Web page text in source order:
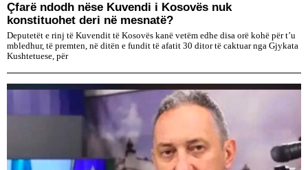
Çfarë ndodh nëse Kuvendi i Kosovës nuk
konstituohet deri në mesnatë?
Deputetët e rinj të Kuvendit të Kosovës kanë vetëm edhe disa orë kohë për t’u
mbledhur, të premten, në ditën e fundit të afatit 30 ditor të caktuar nga Gjykata
Kushtetuese, për